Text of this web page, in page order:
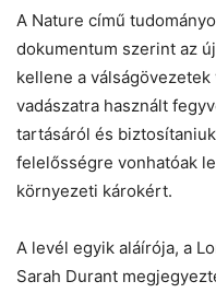
A Nature című
dokumentum szerint az
kellene a
vadászatra használt
tartásáról és
felelősségre vonhatóak
környezeti károkért.
A levél egyik aláírója, a
Sarah Durant